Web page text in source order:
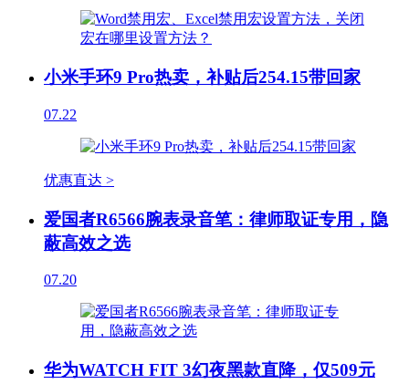
小米手环9 Pro热卖，补贴后254.15带回家
07.22
优惠直达 >
爱国者R6566腕表录音笔：律师取证专用，隐
蔽高效之选
07.20
华为WATCH FIT 3幻夜黑款直降，仅509元